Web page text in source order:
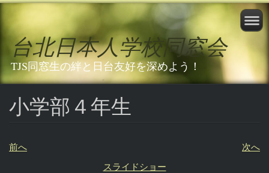
台北日本人学校同窓会
TJS同窓生の絆と日台友好を深めよう！
小学部４年生
前へ
次へ
スライドショー